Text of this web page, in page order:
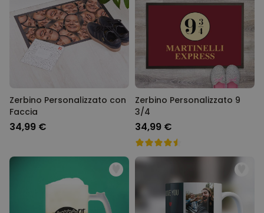
Zerbino Personalizzato con
Faccia
34,99 €
Zerbino Personalizzato 9
3/4
34,99 €